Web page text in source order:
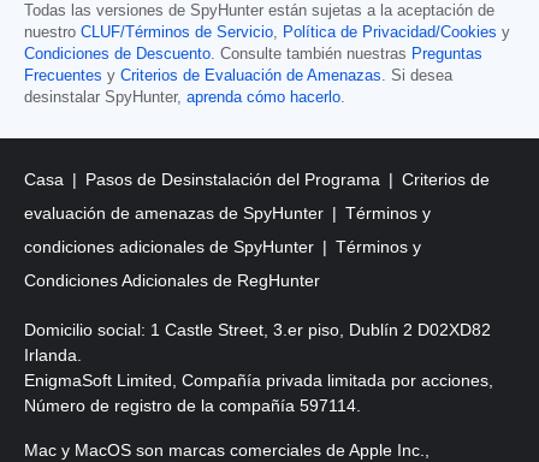
Todas las versiones de SpyHunter están sujetas a la aceptación de
nuestro CLUF/Términos de Servicio, Política de Privacidad/Cookies y
Condiciones de Descuento. Consulte también nuestras Preguntas
Frecuentes y Criterios de Evaluación de Amenazas. Si desea
desinstalar SpyHunter, aprenda cómo hacerlo.
Casa Pasos de Desinstalación del Programa
Criterios de
evaluación de amenazas de SpyHunter
Términos y
condiciones adicionales de SpyHunter
Términos y
Condiciones Adicionales de RegHunter
Domicilio social: 1 Castle Street, 3.er piso, Dublín 2 D02XD82
Irlanda.
EnigmaSoft Limited, Compañía privada limitada por acciones,
Número de registro de la compañía 597114.
Mac y MacOS son marcas comerciales de Apple Inc.,